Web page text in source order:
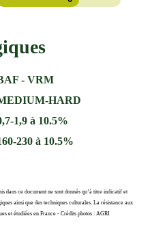
- VRM
HARD
1,9 à 10.5%
230 à 10.5%
dans ce document ne sont donnés qu’à titre indicatif et
ainsi que des techniques culturales. La résistance aux
et étudiées en France - Crédits photos : AGRI